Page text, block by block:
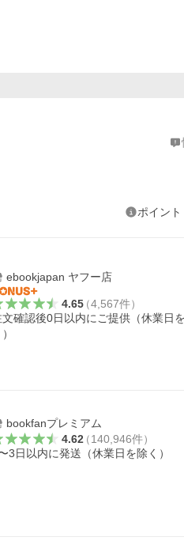
ポイン
ebookjapan ヤフー店
4.65（4,567件）
文確認後0日以内にご提供（休業日
bookfanプレミアム
4.62（140,946件）
3日以内に発送（休業日を除く）